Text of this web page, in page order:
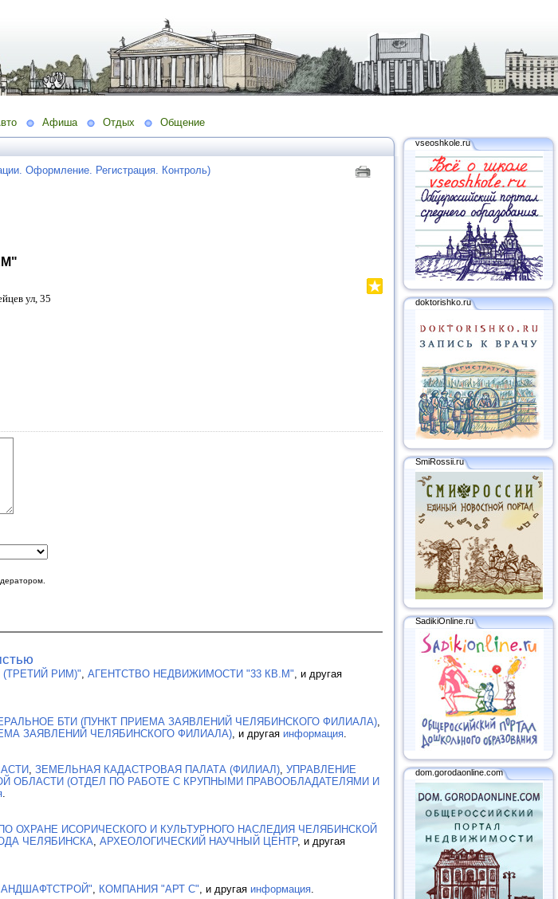
Афиша Отдых Общение
Оформление. Регистрация. Контроль)
ул, 35
РИМ)", АГЕНТСТВО НЕДВИЖИМОСТИ "33 КВ.М", и другая
БТИ (ПУНКТ ПРИЕМА ЗАЯВЛЕНИЙ ЧЕЛЯБИНСКОГО ФИЛИАЛА),
ЗАЯВЛЕНИЙ ЧЕЛЯБИНСКОГО ФИЛИАЛА), и другая информация.
, ЗЕМЕЛЬНАЯ КАДАСТРОВАЯ ПАЛАТА (ФИЛИАЛ), УПРАВЛЕНИЕ
ОБЛАСТИ (ОТДЕЛ ПО РАБОТЕ С КРУПНЫМИ ПРАВООБЛАДАТЕЛЯМИ И
.
ОХРАНЕ ИСОРИЧЕСКОГО И КУЛЬТУРНОГО НАСЛЕДИЯ ЧЕЛЯБИНСКОЙ
ЧЕЛЯБИНСКА, АРХЕОЛОГИЧЕСКИЙ НАУЧНЫЙ ЦЕНТР, и другая
, КОМПАНИЯ "АРТ С", и другая информация.
vseoshkole.ru
doktorishko.ru
SmiRossii.ru
SadikiOnline.ru
dom.gorodaonline.com